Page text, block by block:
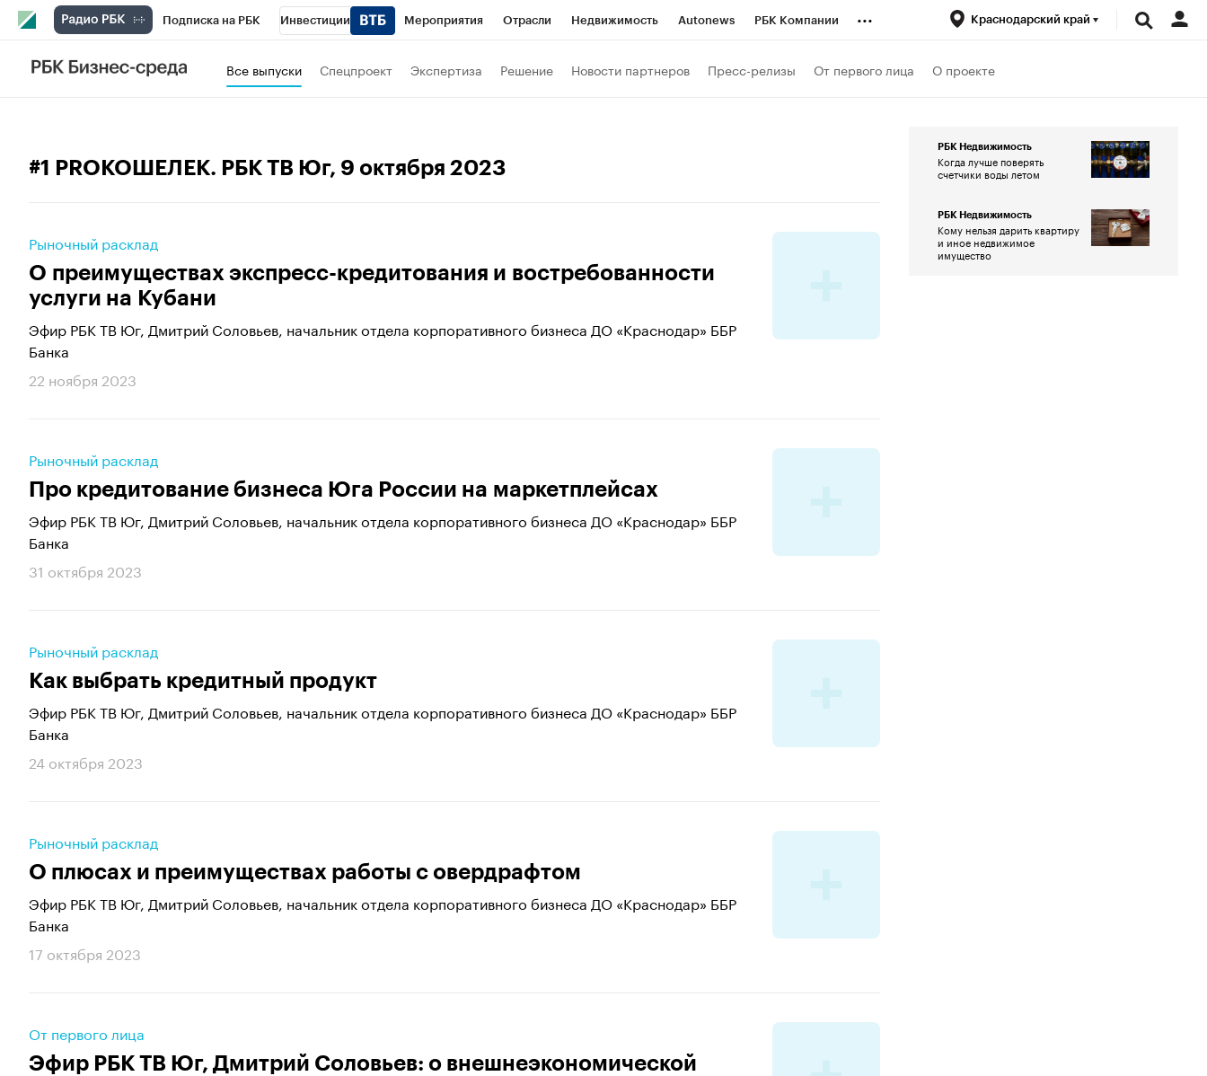
Подписка на РБК Инвестиции Мероприятия Отрасли Недвижимость Autonews РБК Компании
Телеканал
Проверка контрагентов Политика
... Краснодарский край
Все выпуски Спецпроект Экспертиза Решение Новости партнеров Пресс-релизы От первого лица О проекте
#1 PROКОШЕЛЕК. РБК ТВ Юг, 9 октября 2023
Рыночный расклад
О преимуществах экспресс-кредитования и востребованности
услуги на Кубани
Эфир РБК ТВ Юг, Дмитрий Соловьев, начальник отдела корпоративного бизнеса ДО «Краснодар» ББР
Банка
22 ноября 2023
Рыночный расклад
Про кредитование бизнеса Юга России на маркетплейсах
Эфир РБК ТВ Юг, Дмитрий Соловьев, начальник отдела корпоративного бизнеса ДО «Краснодар» ББР
Банка
31 октября 2023
Рыночный расклад
Как выбрать кредитный продукт
Эфир РБК ТВ Юг, Дмитрий Соловьев, начальник отдела корпоративного бизнеса ДО «Краснодар» ББР
Банка
24 октября 2023
Рыночный расклад
О плюсах и преимуществах работы с овердрафтом
Эфир РБК ТВ Юг, Дмитрий Соловьев, начальник отдела корпоративного бизнеса ДО «Краснодар» ББР
Банка
17 октября 2023
От первого лица
Эфир РБК ТВ Юг, Дмитрий Соловьев: о внешнеэкономической
РБК Недвижимость
Когда лучше поверять
счетчики воды летом
РБК Недвижимость
Кому нельзя дарить квартиру
и иное недвижимое
имущество